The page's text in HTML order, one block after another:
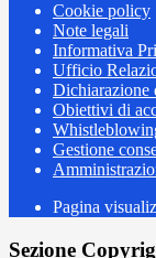
Cookie policy
Note legali
Informativa
Ufficio
Dichiarazione
Obiettivi di
Gestione
Pagina
Sezione